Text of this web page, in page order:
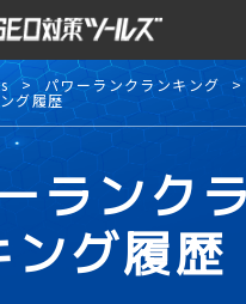
パワーランクランキング
グ履歴
ランク
ング履歴